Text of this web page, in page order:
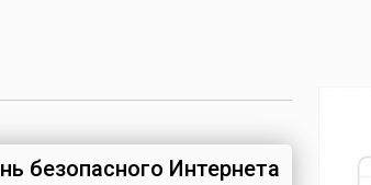
безопасного Интернета